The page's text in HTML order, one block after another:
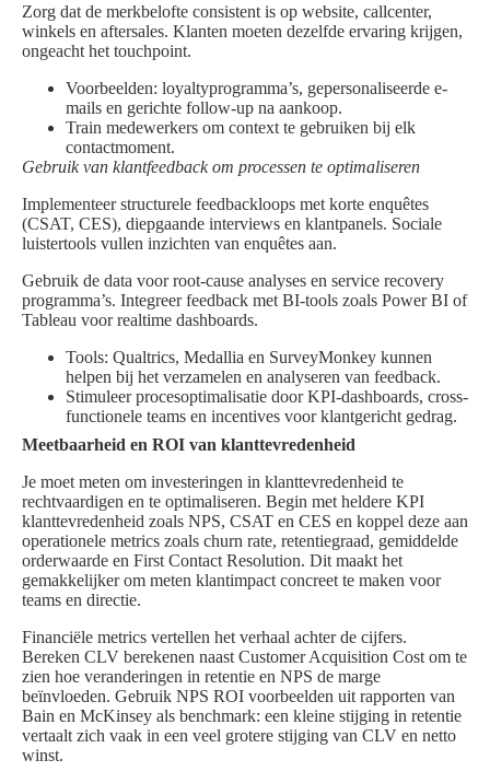
Zorg dat de merkbelofte consistent is op website, callcenter,
winkels en aftersales. Klanten moeten dezelfde ervaring krijgen,
ongeacht het touchpoint.
Voorbeelden: loyaltyprogramma’s, gepersonaliseerde e-
mails en gerichte follow-up na aankoop.
Train medewerkers om context te gebruiken bij elk
contactmoment.
Gebruik van klantfeedback om processen te optimaliseren
Implementeer structurele feedbackloops met korte enquêtes
(CSAT, CES), diepgaande interviews en klantpanels. Sociale
luistertools vullen inzichten van enquêtes aan.
Gebruik de data voor root-cause analyses en service recovery
programma’s. Integreer feedback met BI-tools zoals Power BI of
Tableau voor realtime dashboards.
Tools: Qualtrics, Medallia en SurveyMonkey kunnen
helpen bij het verzamelen en analyseren van feedback.
Stimuleer procesoptimalisatie door KPI-dashboards, cross-
functionele teams en incentives voor klantgericht gedrag.
Meetbaarheid en ROI van klanttevredenheid
Je moet meten om investeringen in klanttevredenheid te
rechtvaardigen en te optimaliseren. Begin met heldere KPI
klanttevredenheid zoals NPS, CSAT en CES en koppel deze aan
operationele metrics zoals churn rate, retentiegraad, gemiddelde
orderwaarde en First Contact Resolution. Dit maakt het
gemakkelijker om meten klantimpact concreet te maken voor
teams en directie.
Financiële metrics vertellen het verhaal achter de cijfers.
Bereken CLV berekenen naast Customer Acquisition Cost om te
zien hoe veranderingen in retentie en NPS de marge
beïnvloeden. Gebruik NPS ROI voorbeelden uit rapporten van
Bain en McKinsey als benchmark: een kleine stijging in retentie
vertaalt zich vaak in een veel grotere stijging van CLV en netto
winst.